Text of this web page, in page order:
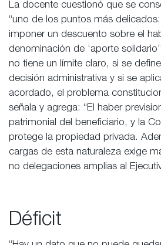
La docente cuestionó que se
“uno de los puntos más
imponer un descuento sobre el
denominación de ‘aporte
no tiene un límite claro, si se
decisión administrativa y si se
acordado, el problema
señala y agrega: “El haber
patrimonial del beneficiario, y la
protege la propiedad privada.
cargas de esta naturaleza exige
no delegaciones amplias al
Déficit